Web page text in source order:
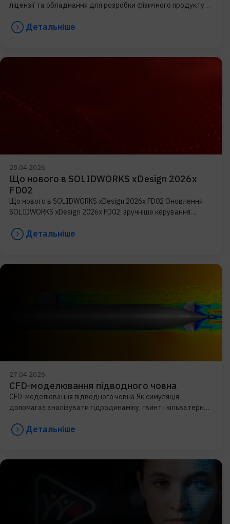
ліцензії та обладнання для розробки фізичного продукту
невеликої
Детальніше
28.04.2026
Що нового в SOLIDWORKS xDesign 2026x
FD02
Що нового в SOLIDWORKS xDesign 2026x FD02 Оновлення
SOLIDWORKS xDesign 2026x FD02: зручніше керування
Детальніше
27.04.2026
CFD-моделювання підводного човна
CFD-моделювання підводного човна Як симуляція
допомагає аналізувати гідродинаміку, гвинт і кільватерний
Детальніше